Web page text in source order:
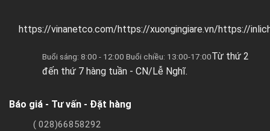
https://vinanetco.com/https://xuongingiare.vn/https://
Buổi sáng: 8:00 - 12:00 Buổi chiều: 13:00-17:00Từ thứ 2
đến thứ 7 hàng tuần - CN/Lễ Nghĩ.
Báo giá - Tư vấn - Đặt hàng
( 028)66858292